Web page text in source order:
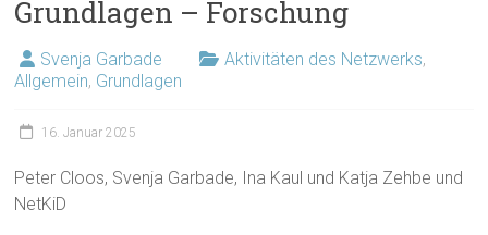
Grundlagen – Forschung
Svenja Garbade Aktivitäten des Netzwerks,
Allgemein, Grundlagen
16. Januar 2025
Peter Cloos, Svenja Garbade, Ina Kaul und Katja Zehbe und
NetKiD